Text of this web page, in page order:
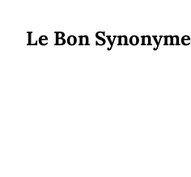
Le Bon Synonyme